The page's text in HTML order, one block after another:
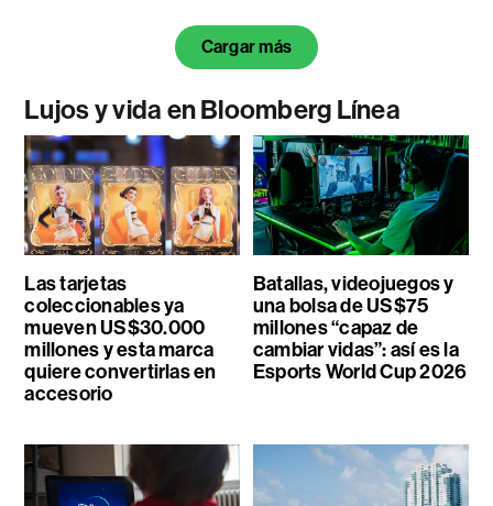
Cargar más
Lujos y vida en Bloomberg Línea
Las tarjetas
coleccionables ya
mueven US$30.000
millones y esta marca
quiere convertirlas en
accesorio
Batallas, videojuegos y
una bolsa de US$75
millones “capaz de
cambiar vidas”: así es la
Esports World Cup 2026